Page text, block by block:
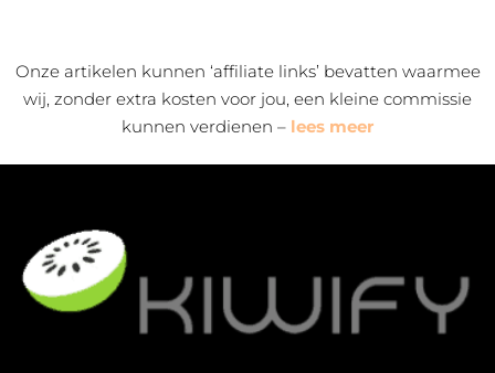
Onze artikelen kunnen ‘affiliate links’ bevatten waarmee
wij, zonder extra kosten voor jou, een kleine commissie
kunnen verdienen – lees meer